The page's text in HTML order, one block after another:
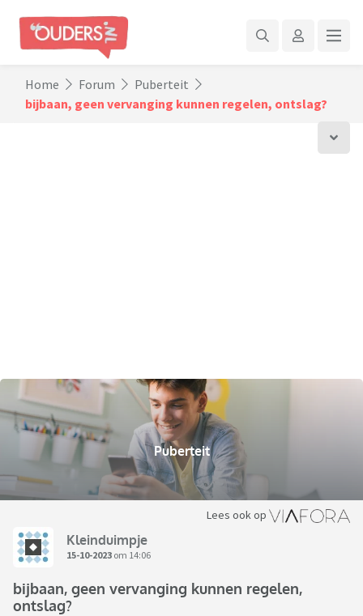
Home Forum
Puberteit
bijbaan, geen vervanging kunnen regelen, ontslag?
Puberteit
Lees ook op
Kleinduimpje
15-10-2023 om 14:06
bijbaan, geen vervanging kunnen regelen,
ontslag?